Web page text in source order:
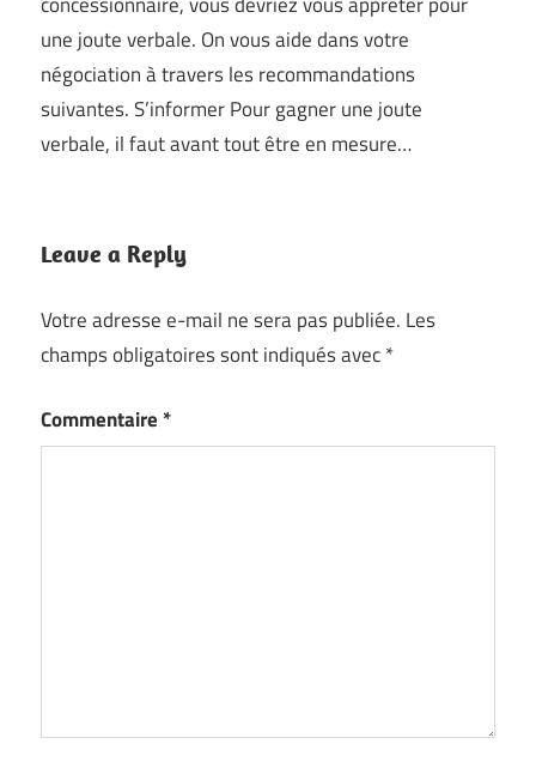
une joute verbale. On vous aide dans votre
négociation à travers les recommandations
suivantes. S’informer Pour gagner une joute
verbale, il faut avant tout être en mesure…
Leave a Reply
Votre adresse e-mail ne sera pas publiée. Les
champs obligatoires sont indiqués avec*
Commentaire *